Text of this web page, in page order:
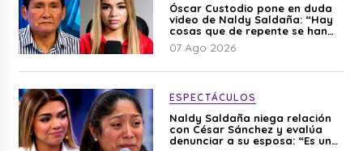
Óscar Custodio pone en duda
video de Naldy Saldaña: “Hay
cosas que de repente se han
editado”
07 Ago 2026
ESPECTÁCULOS
Naldy Saldaña niega relación
con César Sánchez y evalúa
denunciar a su esposa: “Es una